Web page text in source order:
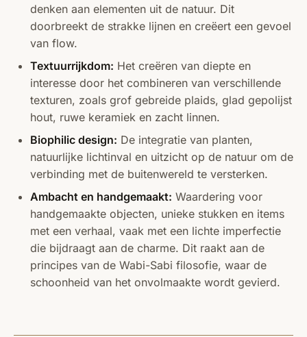
denken aan elementen uit de natuur. Dit
doorbreekt de strakke lijnen en creëert een gevoel
van flow.
Textuurrijkdom: Het creëren van diepte en
interesse door het combineren van verschillende
texturen, zoals grof gebreide plaids, glad gepolijst
hout, ruwe keramiek en zacht linnen.
Biophilic design: De integratie van planten,
natuurlijke lichtinval en uitzicht op de natuur om de
verbinding met de buitenwereld te versterken.
Ambacht en handgemaakt: Waardering voor
handgemaakte objecten, unieke stukken en items
met een verhaal, vaak met een lichte imperfectie
die bijdraagt aan de charme. Dit raakt aan de
principes van de Wabi-Sabi filosofie, waar de
schoonheid van het onvolmaakte wordt gevierd.